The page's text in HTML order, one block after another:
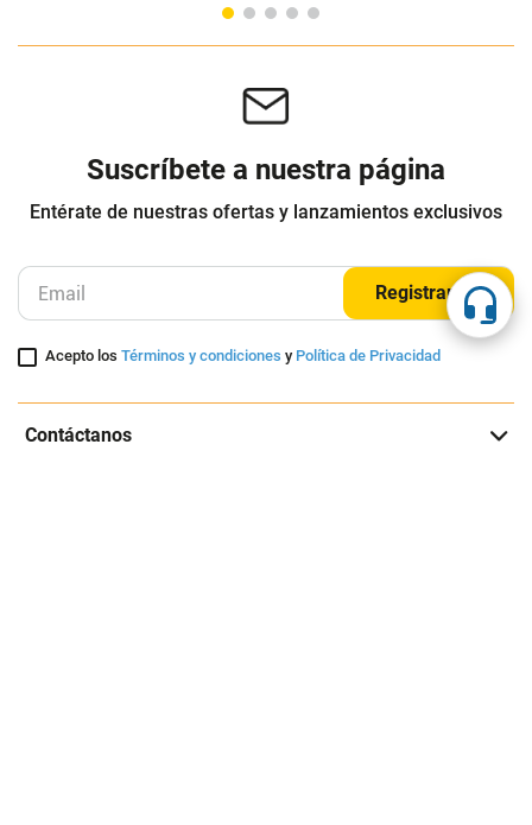
Suscríbete a nuestra página
Registrarme
Acepto losTérminos y condicionesyPolítica de Privacidad